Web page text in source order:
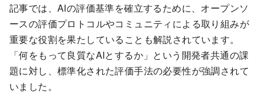
記事では、AIの評価基準を確立するために、オープンソ
ースの評価プロトコルやコミュニティによる取り組みが
重要な役割を果たしていることも解説されています。
「何をもって良質なAIとするか」という開発者共通の課
題に対し、標準化された評価手法の必要性が強調されて
いました。